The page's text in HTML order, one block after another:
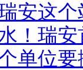
安这
！瑞
单位